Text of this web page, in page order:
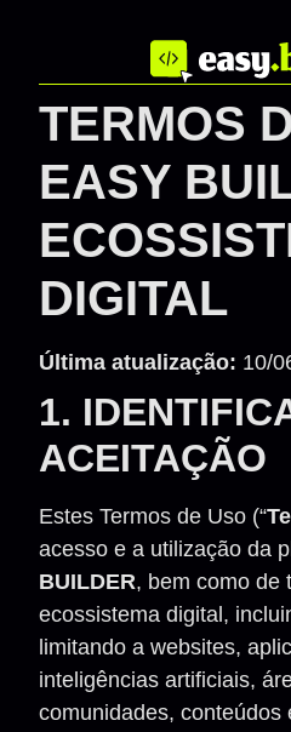
TERMOS
EASY
DIGITAL
Última atualização: 10/
1.
ACEITAÇÃO
Estes Termos de Uso (“
acesso e a utilização da
BUILDER, bem como de
ecossistema digital,
limitando a websites,
inteligências artificiais,
comunidades, conteúdos